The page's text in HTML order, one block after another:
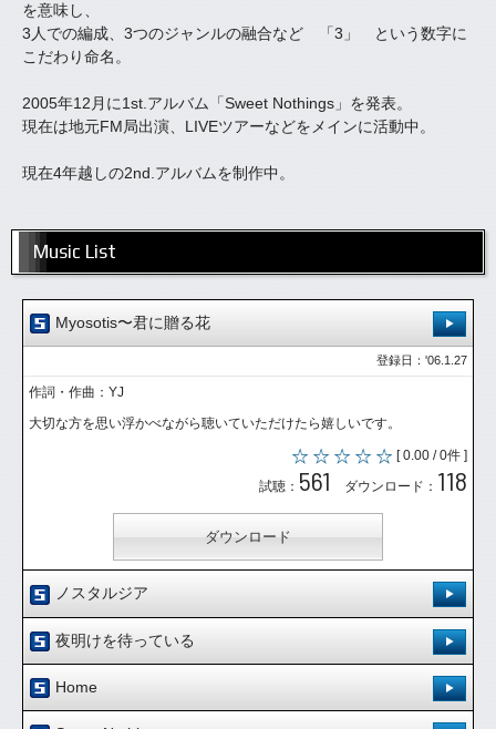
を意味し、
3人での編成、3つのジャンルの融合など 「3」 という数字に
こだわり命名。
2005年12月に1st.アルバム「Sweet Nothings」を発表。
現在は地元FM局出演、LIVEツアーなどをメインに活動中。
現在4年越しの2nd.アルバムを制作中。
Music List
Myosotis〜君に贈る花
登録日：'06.1.27
作詞・作曲：YJ
大切な方を思い浮かべながら聴いていただけたら嬉しいです。
[ 0.00 / 0件 ]
試聴： 561 ダウンロード： 118
ダウンロード
ノスタルジア
登録日：'06.4.5
作詞：mic&YJ 作曲：YJ
ジャジーでポップなTRIUNITY初のオリジナルナンバー。
夜明けを待っている
登録日：'06.4.5
作詞：mic 作曲：YJ
Home
登録日：'06.4.5